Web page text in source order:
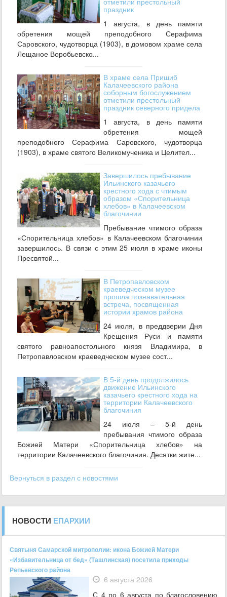
праздник
1 августа, в день памяти
обретения мощей преподобного Серафима
Саровского, чудотворца (1903), в домовом храме села
Лещаное Воробьевско...
В храме села Пришиб
Калачеевского района
соборным богослужением
отметили престольный
праздник северного придела
1 августа, в день памяти
обретения мощей
преподобного Серафима Саровского, чудотворца
(1903), в храме святого Великомученика и Целител...
Завершилось пребывание
Ильинского казачьего
крестного хода с чтимым
образом «Спорительница
хлебов» в Калачеевском
благочинии
Пребывание чтимого образа
«Спорительница хлебов» в Калачеевском благочинии
завершилось. В связи с этим 25 июля в храме иконы
Пресвятой...
В Петропавловском
краеведческом музее
прошла познавательная
встреча, посвященная
истории храмов района
24 июля, в преддверии Дня
Крещения Руси и памяти
святого равноапостольного князя Владимира, в
Петропавловском краеведческом музее сост...
В 5-й день продолжилось
движение Ильинского
казачьего крестного хода на
территории Калачеевского
благочиния
24 июля – 5-й день
пребывания чтимого образа
Божией Матери «Спорительница хлебов» на
территории Калачеевского благочиния. Десятки жите...
Вернуться в раздел с новостями
НОВОСТИ ЕПАРХИИ
Святыня Самарской митрополии: икона Божией Матери
«Избавительница от бед» (Ташлинская) посетила приходы
Репьевского района
6 августа 2026
С 4 по 6 августа по благословению